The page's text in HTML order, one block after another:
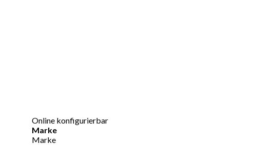
Online konfigurierbar
Marke
Marke